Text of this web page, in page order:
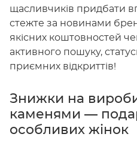
щасливчиків придбати
стежте за новинами
якісних коштовностей
активного пошуку,
приємних відкриттів!
Знижки на
каменями —
особливих жінок